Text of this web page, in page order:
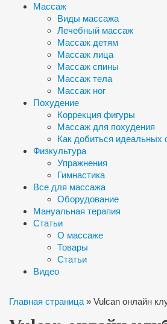
Массаж
Виды массажа
Лечебный массаж
Массаж детям
Массаж лица
Массаж спины
Массаж тела
Массаж ног
Похудение
Коррекция фигуры
Массаж для похудения
Как добиться идеальных
Физкультура
Упражнения
Гимнастика
Все для массажа
Оборудование
Мануальная терапия
Статьи
О массаже
Товары
Статьи
Видео
Главная страница » Vulcan онлайн